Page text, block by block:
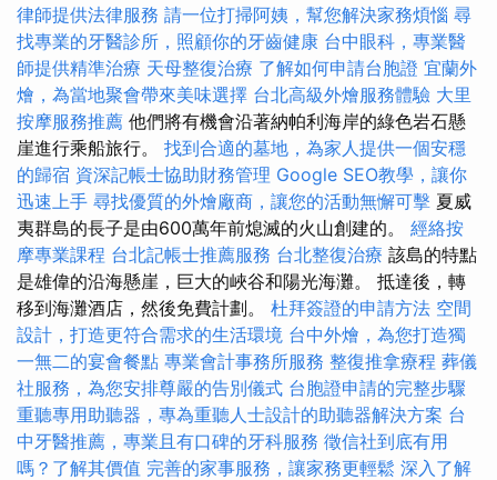
律師提供法律服務 請一位打掃阿姨，幫您解決家務煩惱 尋
找專業的牙醫診所，照顧你的牙齒健康 台中眼科，專業醫
師提供精準治療 天母整復治療 了解如何申請台胞證 宜蘭外
燴，為當地聚會帶來美味選擇 台北高級外燴服務體驗 大里
按摩服務推薦 他們將有機會沿著納帕利海岸的綠色岩石懸
崖進行乘船旅行。 找到合適的墓地，為家人提供一個安穩
的歸宿 資深記帳士協助財務管理 Google SEO教學，讓你
迅速上手 尋找優質的外燴廠商，讓您的活動無懈可擊 夏威
夷群島的長子是由600萬年前熄滅的火山創建的。 經絡按
摩專業課程 台北記帳士推薦服務 台北整復治療 該島的特點
是雄偉的沿海懸崖，巨大的峽谷和陽光海灘。 抵達後，轉
移到海灘酒店，然後免費計劃。 杜拜簽證的申請方法 空間
設計，打造更符合需求的生活環境 台中外燴，為您打造獨
一無二的宴會餐點 專業會計事務所服務 整復推拿療程 葬儀
社服務，為您安排尊嚴的告別儀式 台胞證申請的完整步驟
重聽專用助聽器，專為重聽人士設計的助聽器解決方案 台
中牙醫推薦，專業且有口碑的牙科服務 徵信社到底有用
嗎？了解其價值 完善的家事服務，讓家務更輕鬆 深入了解